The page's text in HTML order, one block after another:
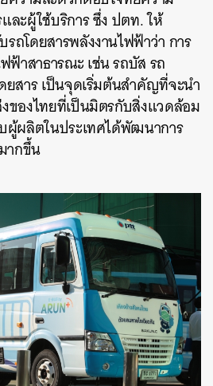
ละผู้ใช้บริการ ซึ่ง ปตท. ให้
ถโดยสารพลังงานไฟฟ้าว่า การ
าสาธารณะ เช่น รถบัส รถ
ยสาร เป็นจุดเริ่มต้นสำคัญที่จะนำ
ของไทยที่เป็นมิตรกับสิ่งแวดล้อม
ผู้ผลิตในประเทศได้พัฒนาการ
ากขึ้น